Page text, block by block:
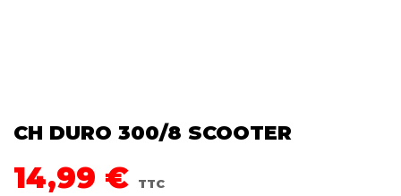
CH DURO 300/8 SCOOTER
14,99 € TTC